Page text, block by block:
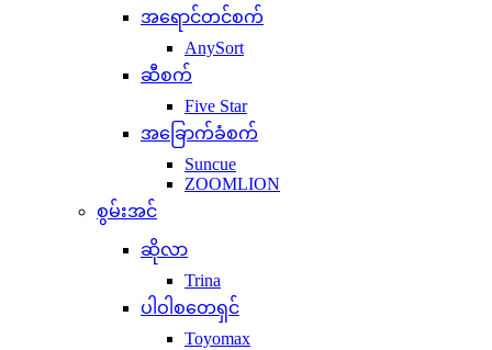
အရောင်တင်စက်
AnySort
ဆီစက်
Five Star
အခြောက်ခံစက်
Suncue
ZOOMLION
စွမ်းအင်
ဆိုလာ
Trina
ပါဝါစတေရှင်
Toyomax